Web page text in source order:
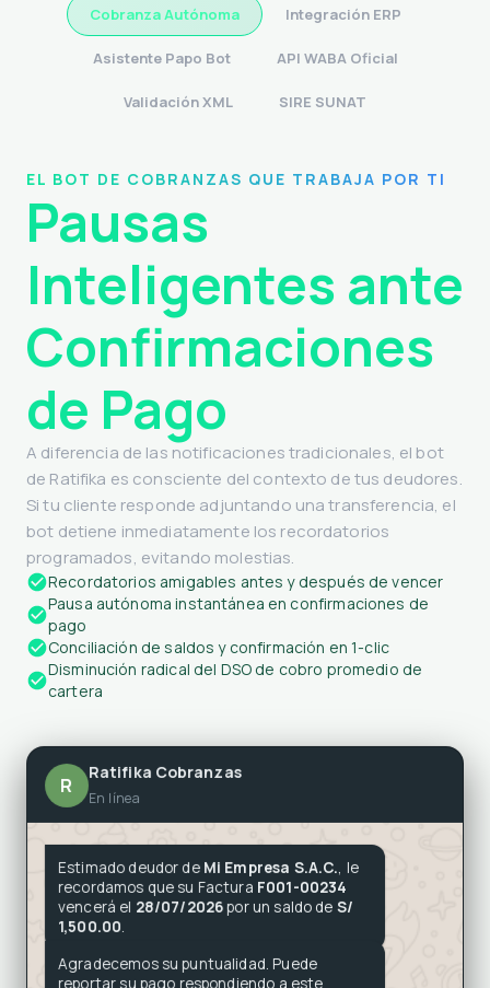
Cobranza Autónoma Integración ERP
Asistente Papo Bot API WABA Oficial
Validación XML SIRE SUNAT
INTEGRACIÓN TÉCNICA ULTRA-RÁPIDA
API REST
unificada
compatible con
cualquier
sistema
Sincroniza tus facturas y automatiza tus cobranzas
desde tus sistemas de ventas, ERP o CRM actuales en
tiempo récord. Nuestra API REST unificada es tan simple
de integrar que en solo 2 días estarás operando.
Sincronización robusta con SAP, Oracle y Microsoft
Dynamics
Integración plug-and-play con sistemas hospitalarios y
legacy
Despliegue ágil de pruebas y puesta en producción en
48 horas
POST /api/v1/emission/invoice 200 OK (2d)
{
  "emitter": "20607171433",
  "document_type": "01",
  "serie": "F001",
  "number": "0005423",